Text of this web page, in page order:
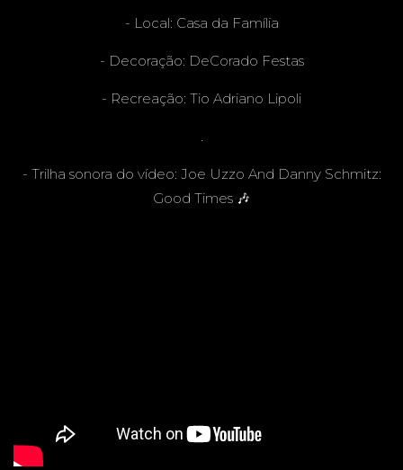
- Local: Casa da Família
- Decoração: DeCorado Festas
- Recreação: Tio Adriano Lipoli
.
- Trilha sonora do vídeo: Joe Uzzo And Danny Schmitz:
Good Times 🎶